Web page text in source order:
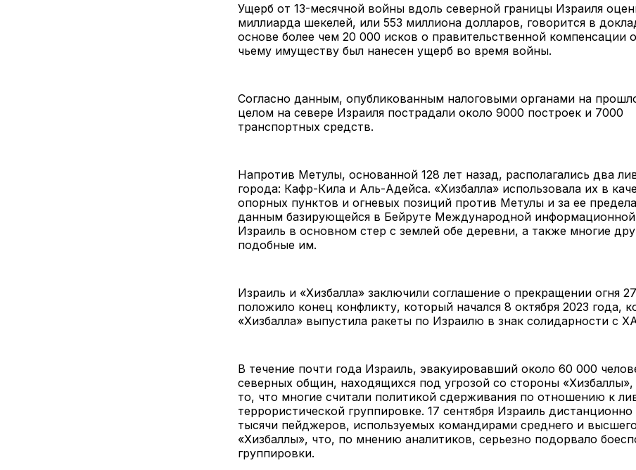
Ущерб от 13-месячной войны вдоль северной границы Израиля
миллиарда шекелей, или 553 миллиона долларов, говорится в
основе более чем 20 000 исков о правительственной компенсации
чьему имуществу был нанесен ущерб во время войны.
Согласно данным, опубликованным налоговыми органами на
целом на севере Израиля пострадали около 9000 построек и 7000
транспортных средств.
Напротив Метулы, основанной 128 лет назад, располагались два
города: Кафр-Кила и Аль-Адейса. «Хизбалла» использовала их в
опорных пунктов и огневых позиций против Метулы и за ее
данным базирующейся в Бейруте Международной
Израиль в основном стер с землей обе деревни, а также многие
подобные им.
Израиль и «Хизбалла» заключили соглашение о прекращении огня
положило конец конфликту, который начался 8 октября 2023 года,
«Хизбалла» выпустила ракеты по Израилю в знак солидарности с
В течение почти года Израиль, эвакуировавший около 60 000
северных общин, находящихся под угрозой со стороны
то, что многие считали политикой сдерживания по отношению к
террористической группировке. 17 сентября Израиль дистанционно
тысячи пейджеров, используемых командирами среднего и
«Хизбаллы», что, по мнению аналитиков, серьезно подорвало
группировки.